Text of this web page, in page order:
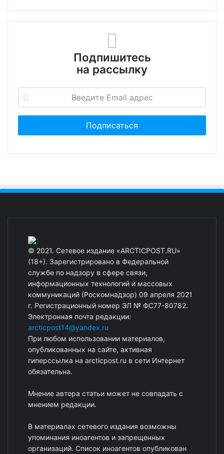
Подпишитесь
на рассылку
© 2021. Сетевое издание «ARCTICPOST.RU»
(18+). Зарегистрировано в Федеральной
службе по надзору в сфере связи,
информационных технологий и массовых
коммуникаций (Роскомнадзор) 09 апреля 2021
г. Регистрационный номер ЭЛ № ФС77-80782.
Электронная почта редакции:
arcticpost14@yandex.ru
При любом использовании материалов,
опубликованных на сайте, активная
гиперссылка на arcticpost.ru в сети Интернет
обязательна.
Мнение автора статьи может не совпадать с
мнением редакции.
В материалах сетевого издания возможны
упоминания иноагентов и запрещенных
организаций. Список иноагентов опубликован